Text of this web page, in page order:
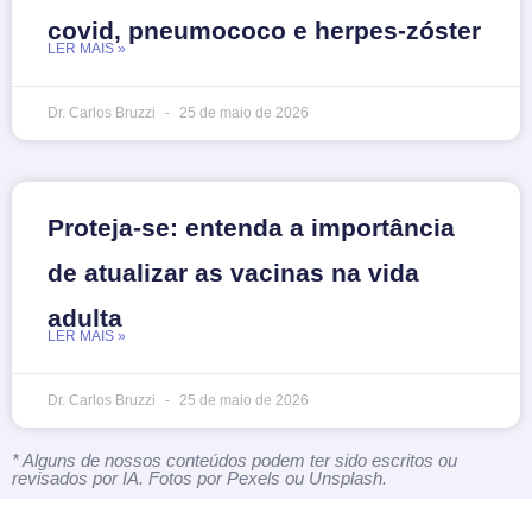
covid, pneumococo e herpes-zóster
LER MAIS »
Dr. Carlos Bruzzi 25 de maio de 2026
Proteja-se: entenda a importância
de atualizar as vacinas na vida
adulta
LER MAIS »
Dr. Carlos Bruzzi 25 de maio de 2026
* Alguns de nossos conteúdos podem ter sido escritos ou
revisados por IA. Fotos por Pexels ou Unsplash.